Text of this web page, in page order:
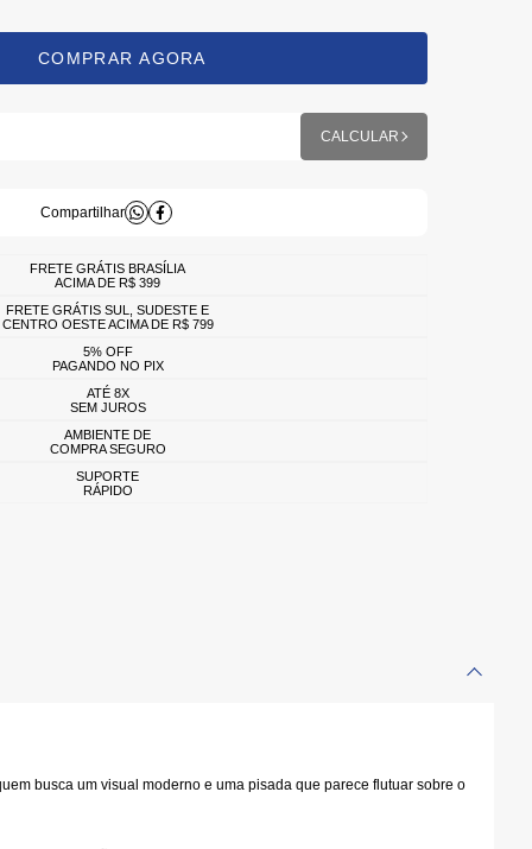
FRETE GRÁTIS BRASÍLIA
ACIMA DE R$ 399
FRETE GRÁTIS SUL, SUDESTE E
CENTRO OESTE ACIMA DE R$ 799
5% OFF
PAGANDO NO PIX
ATÉ 8X
SEM JUROS
AMBIENTE DE
COMPRA SEGURO
SUPORTE
RÁPIDO
busca um visual moderno e uma pisada que parece flutuar sobre o